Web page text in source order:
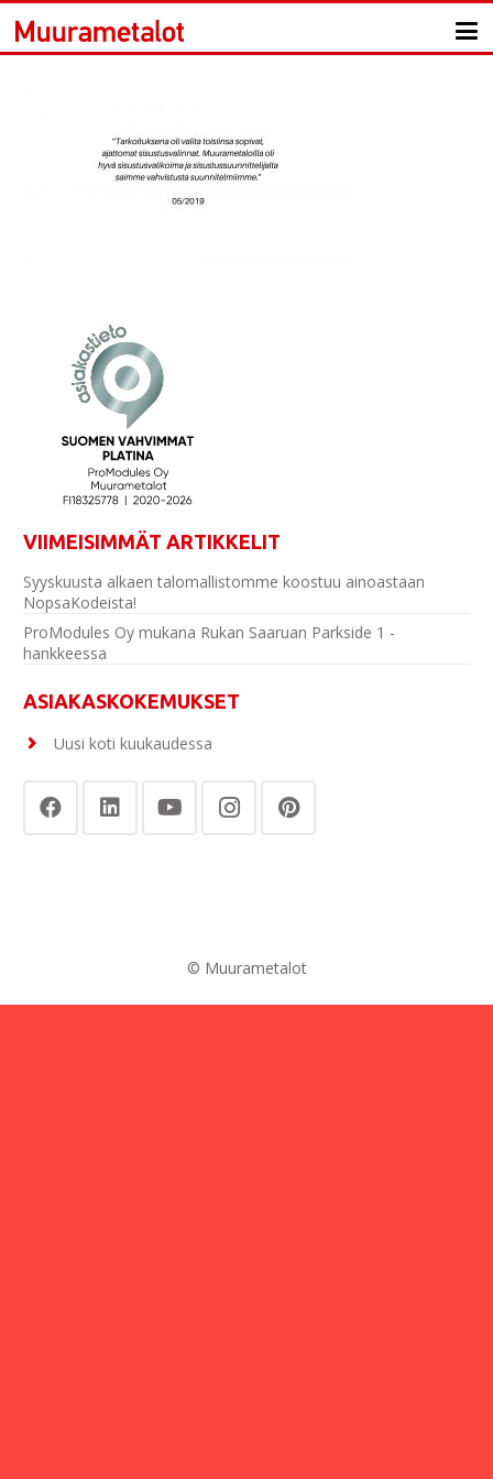
VIIMEISIMMÄT ARTIKKELIT
Syyskuusta alkaen talomallistomme koostuu ainoastaan
NopsaKodeista!
ProModules Oy mukana Rukan Saaruan Parkside 1 -
hankkeessa
ASIAKASKOKEMUKSET
Uusi koti kuukaudessa
© Muurametalot